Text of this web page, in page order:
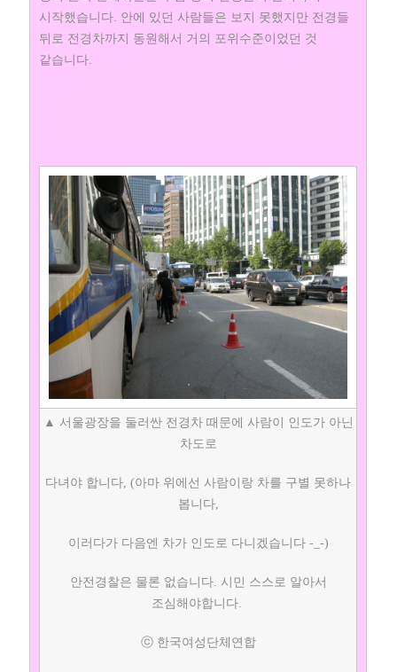
시작했습니다. 안에 있던 사람들은 보지 못했지만 전경들
뒤로 전경차까지 동원해서 거의 포위수준이었던 것
같습니다.
▲ 서울광장을 둘러싼 전경차 때문에 사람이 인도가 아닌
차도로
다녀야 합니다, (아마 위에선 사람이랑 차를 구별 못하나
봅니다,
이러다가 다음엔 차가 인도로 다니겠습니다 -_-)
안전경찰은 물론 없습니다. 시민 스스로 알아서
조심해야합니다.
ⓒ 한국여성단체연합